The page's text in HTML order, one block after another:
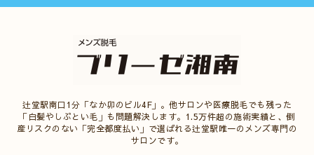
辻堂駅南口1分「なか卯のビル4F」。他サロンや医療脱毛でも残った
「白髪やしぶとい毛」も問題解決します。1.5万件超の施術実績と、倒
産リスクのない「完全都度払い」で選ばれる辻堂駅唯一のメンズ専門の
サロンです。